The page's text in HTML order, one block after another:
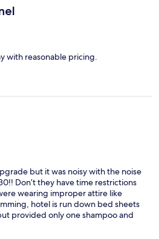
with reasonable pricing.
but it was noisy with the noise
Don’t they have time restrictions
wearing improper attire like
hotel is run down bed sheets
provided only one shampoo and
what we see is not we get. Very